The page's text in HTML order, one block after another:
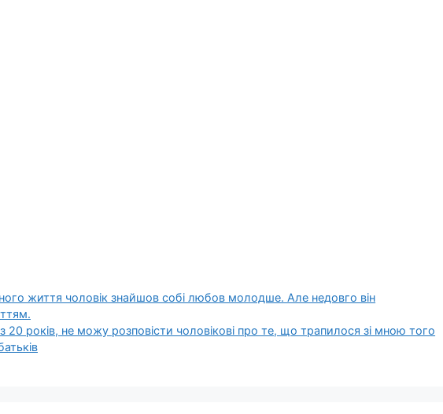
життя чоловік знайшов собі любов молодше. Але недовго він
20 років, не можу розповісти чоловікові про те, що трапилося зі мною того